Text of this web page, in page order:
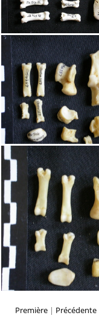
Première | Précédente